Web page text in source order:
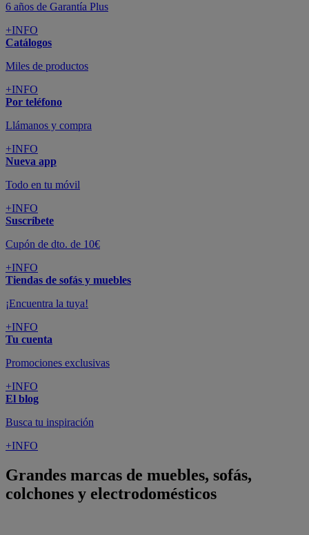
6 años de Garantía Plus
+INFO
Catálogos
Miles de productos
+INFO
Por teléfono
Llámanos y compra
+INFO
Nueva app
Todo en tu móvil
+INFO
Suscríbete
Cupón de dto. de 10€
+INFO
Tiendas de sofás y muebles
¡Encuentra la tuya!
+INFO
Tu cuenta
Promociones exclusivas
+INFO
El blog
Busca tu inspiración
+INFO
Grandes marcas de muebles, sofás,
colchones y electrodomésticos